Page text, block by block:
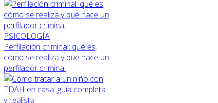
PSICOLOGÍA
Perfilación criminal: qué es,
cómo se realiza y qué hace un
perfilador criminal